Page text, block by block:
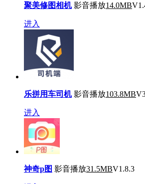
聚美修图相机 影音播放14.0MB
进入
乐拼用车司机 影音播放103.8MB
进入
神奇p图 影音播放31.5MBV1.8.3